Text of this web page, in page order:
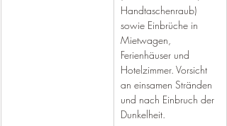
Handtaschenraub)
sowie Einbrüche in
Mietwagen,
Ferienhäuser und
Hotelzimmer. Vorsicht
an einsamen Stränden
und nach Einbruch der
Dunkelheit.